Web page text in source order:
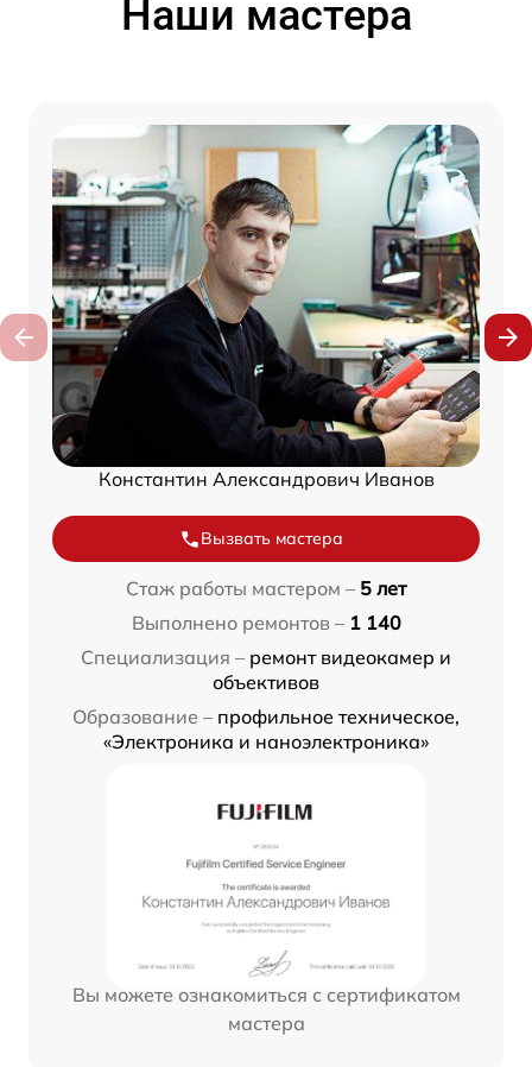
Наши мастера
Константин Александрович Иванов
Вызвать мастера
Стаж работы мастером – 5 лет
Выполнено ремонтов – 1 140
Специализация – ремонт видеокамер и
объективов
Образование – профильное техническое,
«Электроника и наноэлектроника»
Вы можете ознакомиться с сертификатом
мастера